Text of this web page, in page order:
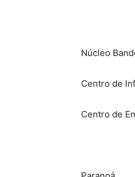
Núcleo
Centro de
Centro de